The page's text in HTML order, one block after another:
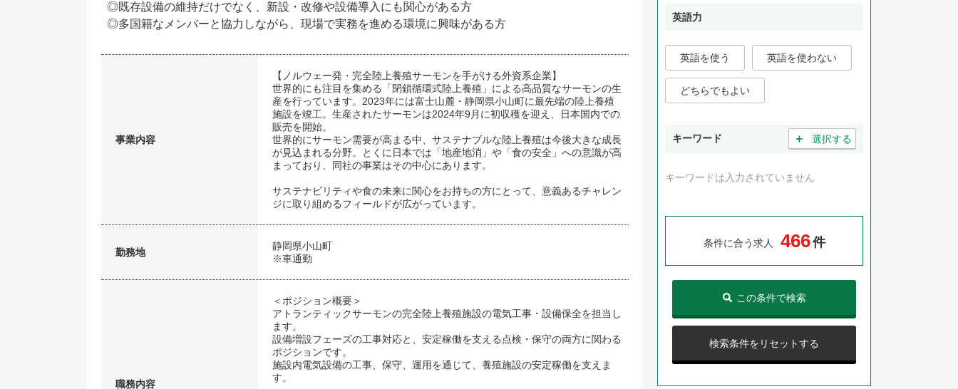
◎既存設備の維持だけでなく、新設・改修や設備導入にも関心がある方
◎多国籍なメンバーと協力しながら、現場で実務を進める環境に興味がある方
事業内容
【ノルウェー発・完全陸上養殖サーモンを手がける外資系企業】
世界的にも注目を集める「閉鎖循環式陸上養殖」による高品質なサーモンの生
産を行っています。2023年には富士山麓・静岡県小山町に最先端の陸上養殖
施設を竣工。生産されたサーモンは2024年9月に初収穫を迎え、日本国内での
販売を開始。
世界的にサーモン需要が高まる中、サステナブルな陸上養殖は今後大きな成長
が見込まれる分野。とくに日本では「地産地消」や「食の安全」への意識が高
まっており、同社の事業はその中心にあります。
サステナビリティや食の未来に関心をお持ちの方にとって、意義あるチャレン
ジに取り組めるフィールドが広がっています。
勤務地
静岡県小山町
※車通勤
職務内容
＜ポジション概要＞
アトランティックサーモンの完全陸上養殖施設の電気工事・設備保全を担当し
ます。
設備増設フェーズの工事対応と、安定稼働を支える点検・保守の両方に関わる
ポジションです。
施設内電気設備の工事、保守、運用を通じて、養殖施設の安定稼働を支えま
す。
英語力
英語を使う 英語を使わない
どちらでもよい
キーワード ＋ 選択する
キーワードは入力されていません
条件に合う求人 466件
検索条件をリセットする
この条件で検索